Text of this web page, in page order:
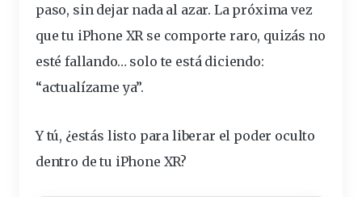
paso, sin dejar nada al azar. La próxima vez
que tu iPhone XR se comporte raro, quizás no
esté fallando… solo te está diciendo:
“actualízame ya”.
Y tú, ¿estás listo para liberar el poder oculto
dentro de tu iPhone XR?